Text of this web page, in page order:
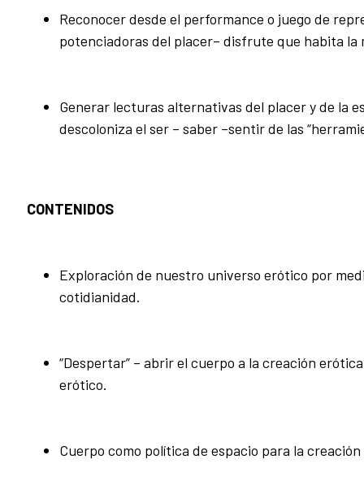
Reconocer desde el performance o juego de
potenciadoras del placer– disfrute que habita la
Generar lecturas alternativas del placer y de la
descoloniza el ser – saber –sentir de las
CONTENIDOS
Exploración de nuestro universo erótico por
cotidianidad.
“Despertar” – abrir el cuerpo a la creación
erótico.
Cuerpo como política de espacio para la